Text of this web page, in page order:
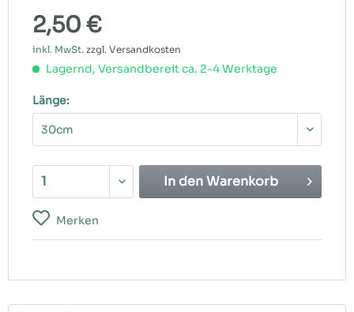
2,50 €
inkl. MwSt. zzgl. Versandkosten
Lagernd, Versandbereit ca. 2-4 Werktage
Länge:
In denWarenkorb
Merken